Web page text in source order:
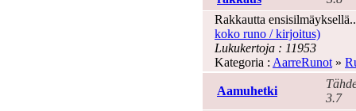
Rakkautta
koko runo / kirjoitus)
Lukukertoja : 11953
Kategoria : AarreRunot »
Aamuhetki
3.7